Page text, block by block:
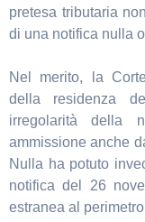
pretesa tributaria
di una notifica nulla
Nel merito, la
della residenza
irregolarità della
ammissione anche
Nulla ha potuto
notifica del 26
estranea al